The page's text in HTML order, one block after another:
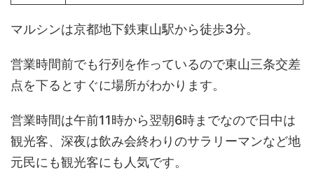
マルシンは京都地下鉄東山駅から徒歩3分。
営業時間前でも行列を作っているので東山三条交差
点を下るとすぐに場所がわかります。
営業時間は午前11時から翌朝6時までなので日中は
観光客、深夜は飲み会終わりのサラリーマンなど地
元民にも観光客にも人気です。